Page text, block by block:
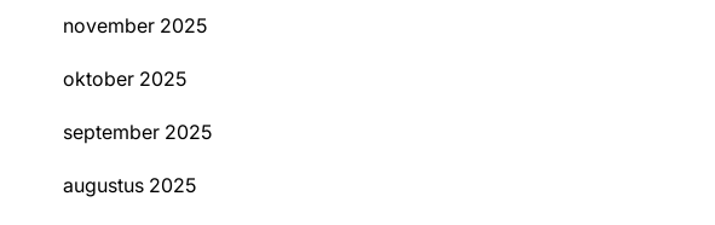
november 2025
oktober 2025
september 2025
augustus 2025